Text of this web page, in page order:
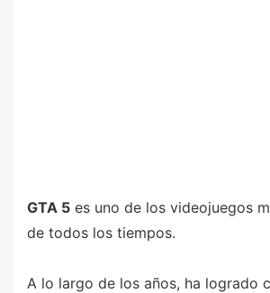
GTA 5 es uno de los videojuegos
de todos los tiempos.
A lo largo de los años, ha logrado